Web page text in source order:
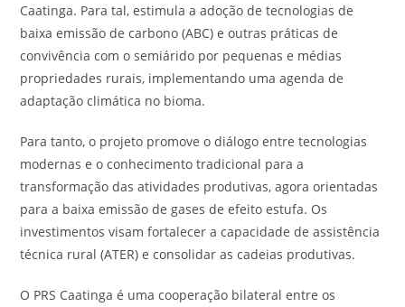
Caatinga. Para tal, estimula a adoção de tecnologias de
baixa emissão de carbono (ABC) e outras práticas de
convivência com o semiárido por pequenas e médias
propriedades rurais, implementando uma agenda de
adaptação climática no bioma.
Para tanto, o projeto promove o diálogo entre tecnologias
modernas e o conhecimento tradicional para a
transformação das atividades produtivas, agora orientadas
para a baixa emissão de gases de efeito estufa. Os
investimentos visam fortalecer a capacidade de assistência
técnica rural (ATER) e consolidar as cadeias produtivas.
O PRS Caatinga é uma cooperação bilateral entre os